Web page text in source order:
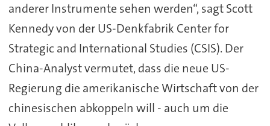
anderer Instrumente sehen werden“, sagt Scott
Kennedy von der US-Denkfabrik Center for
Strategic and International Studies (CSIS). Der
China-Analyst vermutet, dass die neue US-
Regierung die amerikanische Wirtschaft von der
chinesischen abkoppeln will - auch um die